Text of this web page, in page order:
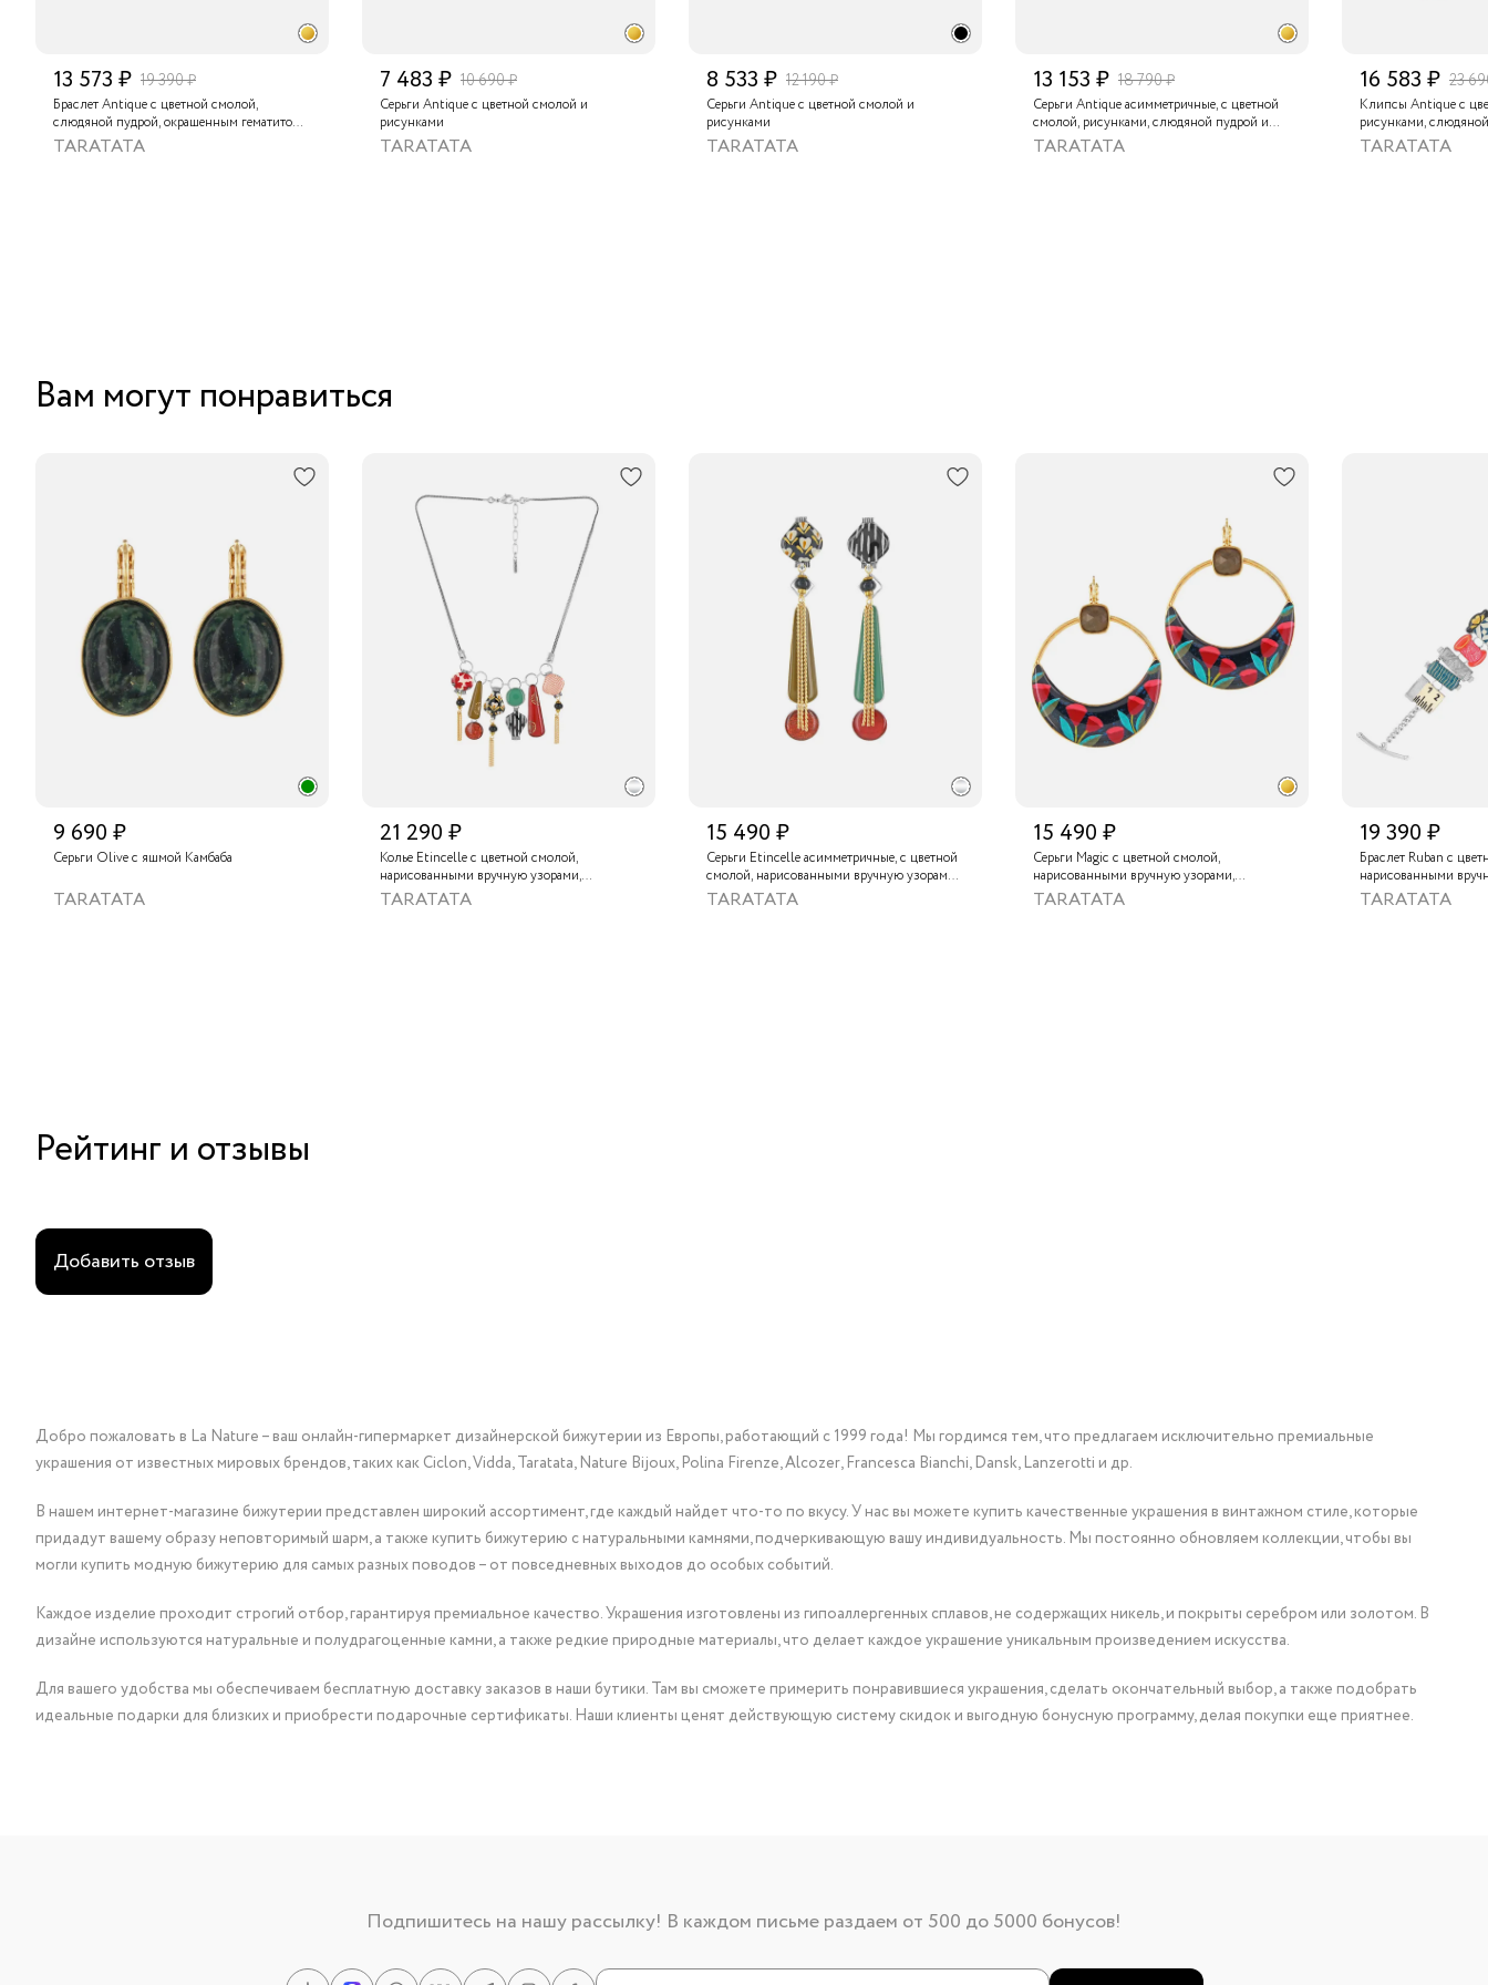
13 573 ₽ 19 390 ₽
Браслет Antique с цветной смолой,
слюдяной пудрой, окрашенным гематитом,
тигровым глазом и циозитом
TARATATA
7 483 ₽ 10 690 ₽
Серьги Antique с цветной смолой и
рисунками
TARATATA
8 533 ₽ 12 190 ₽
Серьги Antique с цветной смолой и
рисунками
TARATATA
13 153 ₽ 18 790 ₽
Серьги Antique асимметричные, с цветной
смолой, рисунками, слюдяной пудрой и
окрашенным гематитом
TARATATA
16 583 ₽ 23
Клипсы Antique с
рисунками,
окрашенным
циозитом и золотой
TARATATA
Вам могут понравиться
9 690 ₽
Серьги Olive с яшмой Камбаба
TARATATA
21 290 ₽
Колье Etincelle с цветной смолой,
нарисованными вручную узорами,
слюдяным порошком, золотой краской,
стеклянными бусинам и тонированным
TARATATA
15 490 ₽
Серьги Etincelle асимметричные, с цветной
смолой, нарисованными вручную узорами,
слюдяным порошком, стеклянной бусиной,
тонированным гематитом и золотой
TARATATA
15 490 ₽
Серьги Magic с цветной смолой,
нарисованными вручную узорами,
лабрадоритом и металлизированной
крааской
TARATATA
19 390 ₽
Браслет Ruban с
нарисованными
золотой краской
TARATATA
Рейтинг и отзывы
Добавить отзыв
Добро пожаловать в La Nature – ваш онлайн-гипермаркет дизайнерской бижутерии из Европы, работающий с 1999 года! Мы гордимся тем, что предлагаем исключительно премиальные
украшения от известных мировых брендов, таких как Ciclon, Vidda, Taratata, Nature Bijoux, Polina Firenze, Alcozer, Francesca Bianchi, Dansk, Lanzerotti и др.
В нашем интернет-магазине бижутерии представлен широкий ассортимент, где каждый найдет что-то по вкусу. У нас вы можете купить качественные украшения в винтажном стиле, которые
придадут вашему образу неповторимый шарм, а также купить бижутерию с натуральными камнями, подчеркивающую вашу индивидуальность. Мы постоянно обновляем коллекции, чтобы вы
могли купить модную бижутерию для самых разных поводов – от повседневных выходов до особых событий.
Каждое изделие проходит строгий отбор, гарантируя премиальное качество. Украшения изготовлены из гипоаллергенных сплавов, не содержащих никель, и покрыты серебром или золотом. В
дизайне используются натуральные и полудрагоценные камни, а также редкие природные материалы, что делает каждое украшение уникальным произведением искусства.
Для вашего удобства мы обеспечиваем бесплатную доставку заказов в наши бутики. Там вы сможете примерить понравившиеся украшения, сделать окончательный выбор, а также подобрать
идеальные подарки для близких и приобрести подарочные сертификаты. Наши клиенты ценят действующую систему скидок и выгодную бонусную программу, делая покупки еще приятнее.
Подпишитесь на нашу рассылку! В каждом письме раздаем от 500 до 5000 бонусов!